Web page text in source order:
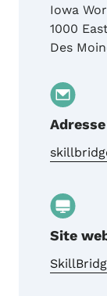
Iowa
1000
Des
Site